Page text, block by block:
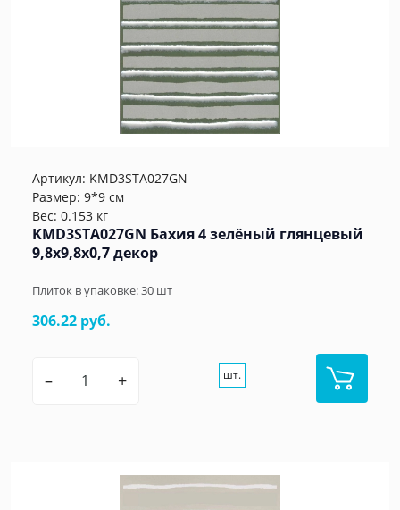
Артикул: KMD3STA027GN
Размер: 9*9 см
Вес: 0.153 кг
KMD3STA027GN Бахия 4 зелёный глянцевый
9,8x9,8x0,7 декор
Плиток в упаковке:30 шт
306.22 руб.
– + шт.